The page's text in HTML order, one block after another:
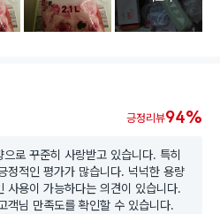
긍정리뷰94%
로 꾸준히 사랑받고 있습니다. 특히
정적인 평가가 많습니다. 넉넉한 용량
사용이 가능하다는 의견이 있습니다.
객님 만족도를 확인할 수 있습니다.